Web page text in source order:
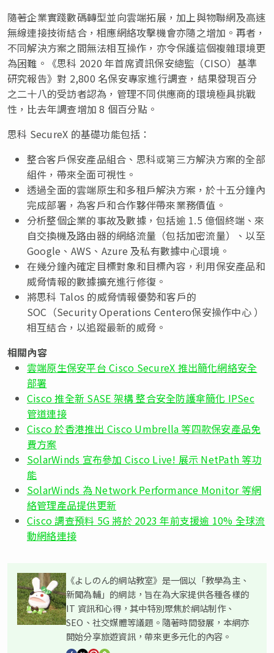
隨著企業實踐數碼轉型並向雲端拓展，加上與物聯網及高速
無線連接技術結合，相應網絡攻擊機會亦隨之增加。再者，
不同解決方案之間無法相互操作，亦令保護這個複雜環境更
為困難。《思科 2020 年首席資訊保安總監（CISO）基準
研究報告》對 2,800 名保安專家進行調查，結果發現百分
之二十八的受訪者認為，管理不同供應商的環境極具挑戰
性，比去年調查增加 8 個百分點。
思科 SecureX 的基礎功能包括：
整合客戶保安產品組合、思科或第三方解決方案的全部
組件，帶來全面可視性。
透過全面的雲端原生和多租戶解決方案，於十五分鐘內
完成部署，為客戶和合作夥伴帶來業務價值。
分析整個企業的事故及數據，包括逾 1.5 億個終端、來
自交換機及路由器的網絡流量（包括加密流量）、以至
Google、AWS、Azure 及私有數據中心環境。
在幾分鐘內確定目標對象和目標內容，利用保安產品和
威脅情報的數據擴充進行修復。
將思科 Talos 的威脅情報優勢和客戶的
SOC（Security Operations Centero保安操作中心 ）
相互結合，以追蹤最新的威脅。
相關內容
雲端原生保安平台 Cisco SecureX 推出簡化網絡安全
部署
Cisco 推全新 SASE 架構 整合安全防護傘簡化 IPSec
管道連接
Cisco 於香港推出 Cisco Umbrella 等四款保安產品免
費方案
SolarWinds 宣布參加 Cisco Live! 展示 NetPath 等功
能
SolarWinds 為 Network Performance Monitor 等網
絡管理產品提供更新
Cisco 調查預料 5G 將於 2023 年前支援逾 10% 全球流
動網絡連接
《よしのん的網站教室》是一個以「教學為主、
新聞為輔」的網誌，旨在為大家提供各種各樣的
IT 資訊和心得，其中特別聚焦於網站制作、
SEO、社交媒體等議題。隨著時間發展，本網亦
開始分享旅遊資訊，帶來更多元化的內容。